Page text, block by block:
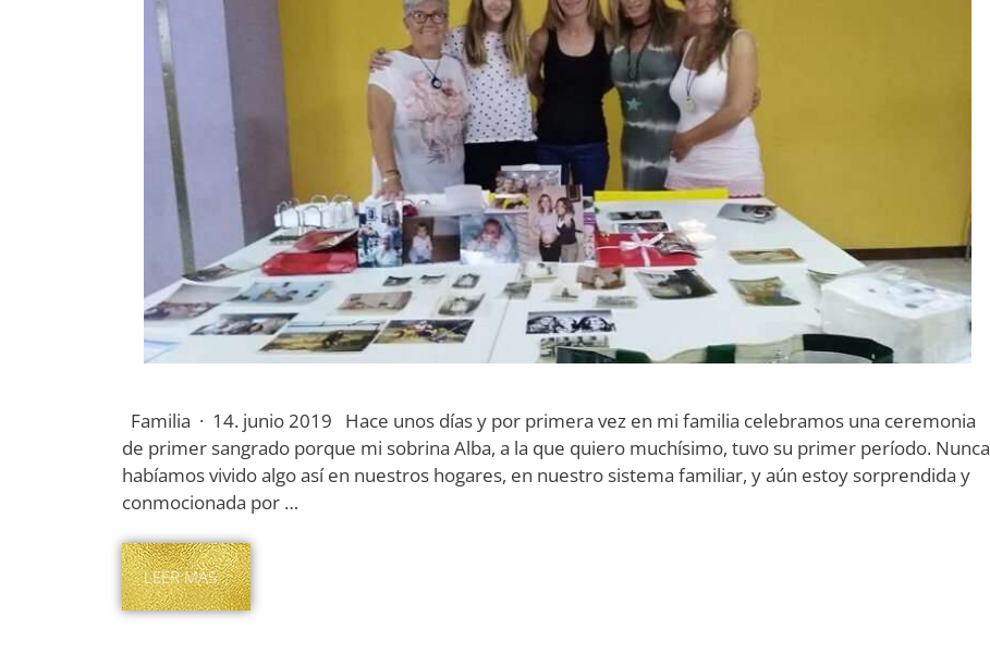
Familia · 14. junio 2019 Hace unos días y por primera vez en mi familia celebramos una ceremonia
de primer sangrado porque mi sobrina Alba, a la que quiero muchísimo, tuvo su primer período. Nunca
habíamos vivido algo así en nuestros hogares, en nuestro sistema familiar, y aún estoy sorprendida y
conmocionada por …
LEER MÁS…